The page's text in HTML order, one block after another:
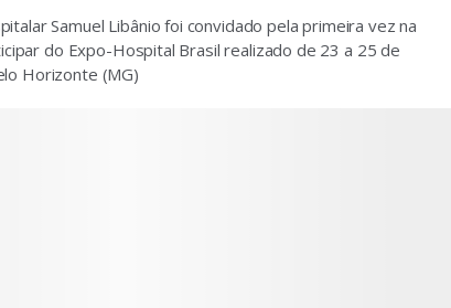
Samuel Libânio foi convidado pela primeira vez na
do Expo-Hospital Brasil realizado de 23 a 25 de
Horizonte (MG)